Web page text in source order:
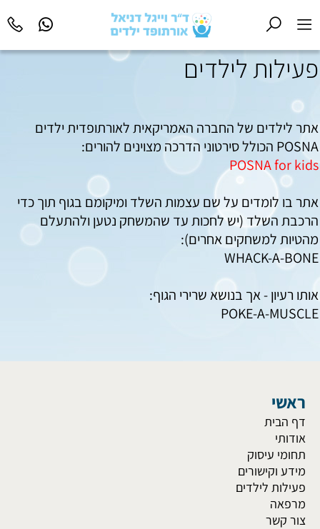
פעילות לילדים
אתר לילדים של החברה האמריקאית לאורתופדית ילדים
POSNA הכולל סירטוני הדרכה מצוינים להורים:
POSNA for kids
אתר בו לומדים על שם עצמות השלד ומיקומם בגוף תוך כדי
הרכבת השלד (יש לחכות עד שהמשחק נטען ולהתעלם
מהטיות למשחקים אחרים):
WHACK-A-BONE
אותו רעיון - אך בנושא שרירי הגוף:
POKE-A-MUSCLE
ראשי
דף הבית
אודותי
תחומי עיסוק
מידע וקישורים
פעילות לילדים
מרפאה
צור קשר